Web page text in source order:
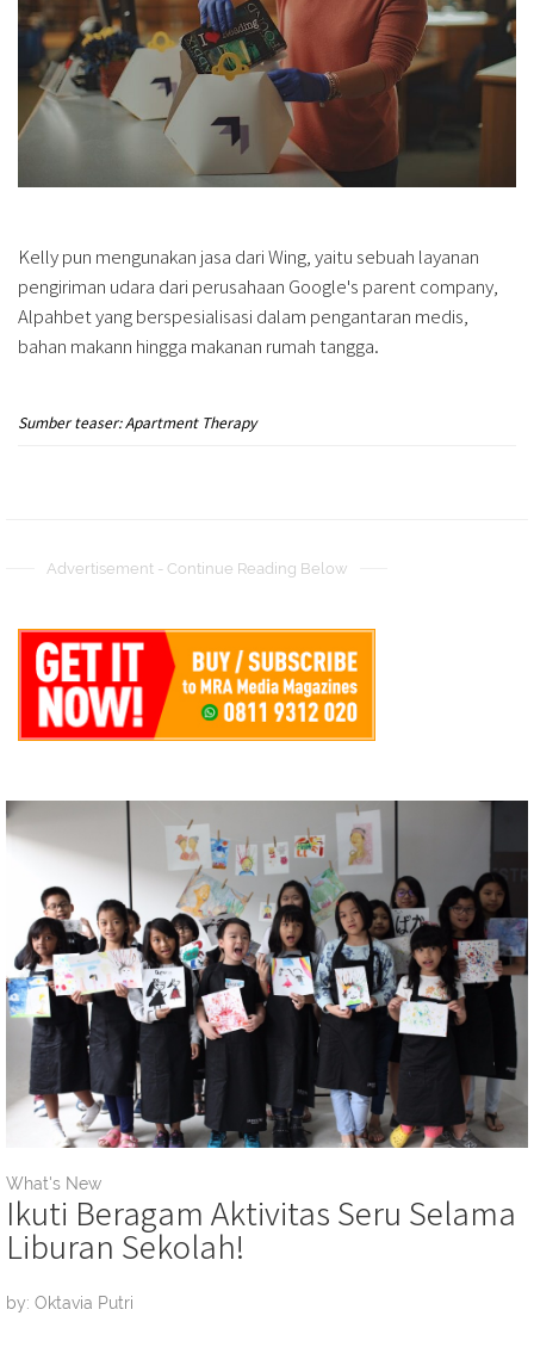
Kelly pun mengunakan jasa dari Wing, yaitu sebuah layanan
pengiriman udara dari perusahaan Google's parent company,
Alpahbet yang berspesialisasi dalam pengantaran medis,
bahan makann hingga makanan rumah tangga.
Sumber teaser: Apartment Therapy
Advertisement - Continue Reading Below
What's New
Ikuti Beragam Aktivitas Seru Selama
Liburan Sekolah!
by: Oktavia Putri